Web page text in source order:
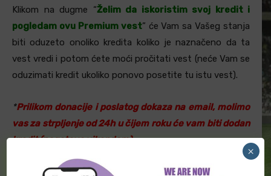
Klikom na dugme “Želim da iskoristim svoj kredit i
pogledam ovu Premium vest” će Vam sa Vašeg stanja
biti oduzeto onoliko kredita koliko je naznačeno da ta
vest vredi i potom ćete moći pročitati vest (neće Vam se
oduzimati kredit ukoliko ponovo posetite tu istu vest).
*Prilikom donacije i poslatog dokaza na email, molimo
vas za strpljenje od 24h u čijem roku će vam biti dodan
kredit (pogotovo vikendom)
×